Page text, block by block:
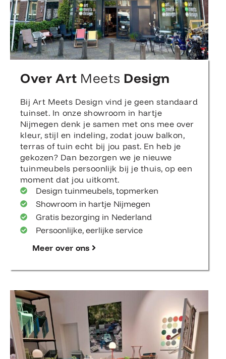
Over Art Meets Design
Bij Art Meets Design vind je geen standaard
tuinset. In onze showroom in hartje
Nijmegen denk je samen met ons mee over
kleur, stijl en indeling, zodat jouw balkon,
terras of tuin echt bij jou past. En heb je
gekozen? Dan bezorgen we je nieuwe
tuinmeubels persoonlijk bij je thuis, op een
moment dat jou uitkomt.
Design tuinmeubels, topmerken
Showroom in hartje Nijmegen
Gratis bezorging in Nederland
Persoonlijke, eerlijke service
Meer over ons